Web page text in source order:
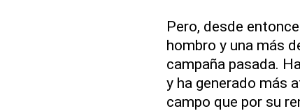
Pero, desde
hombro y una más
campaña pasada.
y ha generado más
campo que por su